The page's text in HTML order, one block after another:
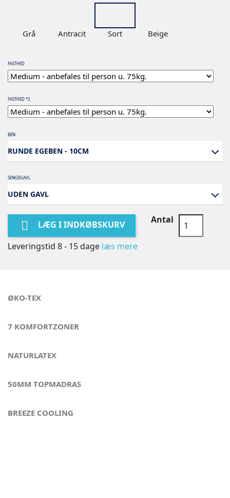
Grå Antracit Sort Beige
FASTHED
FASTHED *2
BEN
RUNDE EGEBEN - 10CM
SENGEGAVL
UDEN GAVL
 LÆG I INDKØBSKURV Antal
Leveringstid 8 - 15 dage læs mere
ØKO-TEX
7 KOMFORTZONER
NATURLATEX
50MM TOPMADRAS
BREEZE COOLING